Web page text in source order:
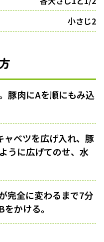
小さじ2
豚肉にAを順にもみ込
ベツを広げ入れ、豚
うに広げてのせ、水
完全に変わるまで7分
かける。